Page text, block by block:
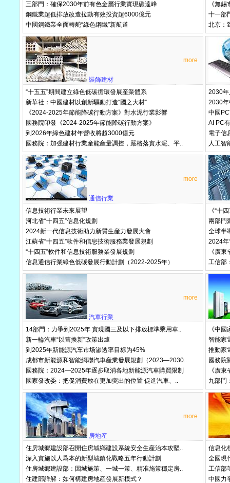
三部門：確保2030年前有色金屬行業實現碳達峰
鋼鐵業超低排放改造拉動有效投資超6000億元
中國鋼鐵業全面轉舵“綠色鋼鐵”新航道
《無
十一部
北京：
裝飾建材
more
“十五五”期間建立綠色低碳循環發展産業體系
新華社：中國建材以創新驅動打造“國之大材”
《2024-2025年節能降碳行動方案》對水泥行業影響
國務院印發《2024-2025年節能降碳行動方案》
到2026年綠色建材年營收將超3000億元
國務院：加强建材行業産能産量調控，嚴格落實水泥、平..
通信行業
more
信息技術行業未來展望
河北省“十四五”信息化規劃
2024新一代信息技術助力新質生産力發展大會
江蘇省“十四五”軟件和信息技術服務業發展規劃
“十四五”軟件和信息技術服務業發展規劃
信息通信行業綠色低碳發展行動計劃（2022-2025年）
2030年
2030年
中國
AI PC
電子信
人工智
《“十
兩部門
全球半
2024年
《廣
工信部
汽車行業
more
14部門：力爭到2025年 實現國三及以下排放標準乘用車..
新一輪汽車“以舊換新”政策出爐
到2025年新能源汽车市场渗透率目标为45%
成都市新能源和智能網聯汽車産業發展規劃（2023—2030..
國務院：2024—2025年逐步取消各地新能源汽車購買限制
國家發改委：把促消費放在更加突出的位置 促進汽車、..
房地産
more
住房城鄉建設部召開住房城鄉建設系統安全生産治本攻堅..
深入實施以人爲本的新型城鎮化戰略五年行動計劃
住房城鄉建設部：因城施策、一城一策、精准施策穩定房..
住建部詳解：如何構建房地産發展新模式？
《中
智能家
推動家
國務院
《廣
九部門
信息化
全國現
工信部
中國力